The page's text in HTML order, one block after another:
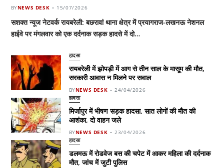
BYNEWS DESK 15/07/2026
सशक्त न्यूज नेटवर्क रायबरेली: बछरावां थाना क्षेत्र में प्रयागराज-लखनऊ नेशनल
हाईवे पर मंगलवार को एक दर्दनाक सड़क हादसे में दो…
हादसा
रायबरेली में झोपड़ी में आग से तीन साल के मासूम की मौत,
सरकारी आवास न मिलने पर सवाल
BYNEWS DESK 24/04/2026
हादसा
मिर्जापुर में भीषण सड़क हादसा, सात लोगों की मौत की
आशंका, दो वाहन जले
BYNEWS DESK 23/04/2026
हादसा
डलमऊ में रोडवेज बस की चपेट में आकर महिला की दर्दनाक
मौत, जांच में जुटी पुलिस